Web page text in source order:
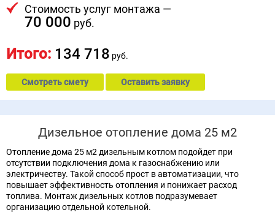
Стоимость услуг монтажа —
70 000 руб.
Итого: 134 718 руб.
Смотреть смету Оставить заявку
Дизельное отопление дома 25 м2
Отопление дома 25 м2 дизельным котлом подойдет при
отсутствии подключения дома к газоснабжению или
электричеству. Такой способ прост в автоматизации, что
повышает эффективность отопления и понижает расход
топлива. Монтаж дизельных котлов подразумевает
организацию отдельной котельной.